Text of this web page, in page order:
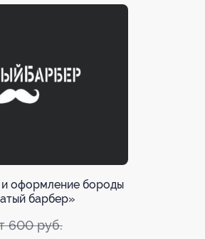
оформление бороды
барбер»
600 руб.